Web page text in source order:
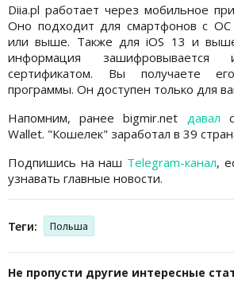
Diia.pl работает через мобильное
Оно подходит для смартфонов с ОС
или выше. Также для iOS 13 и
информация зашифровывается
сертификатом. Вы получаете
программы. Он доступен только для
Напомним, ранее bigmir.net давал
Wallet. "Кошелек" заработал в 39
Подпишись на наш Telegram-канал,
узнавать главные новости.
Теги: Польша
Не пропусти другие интересные